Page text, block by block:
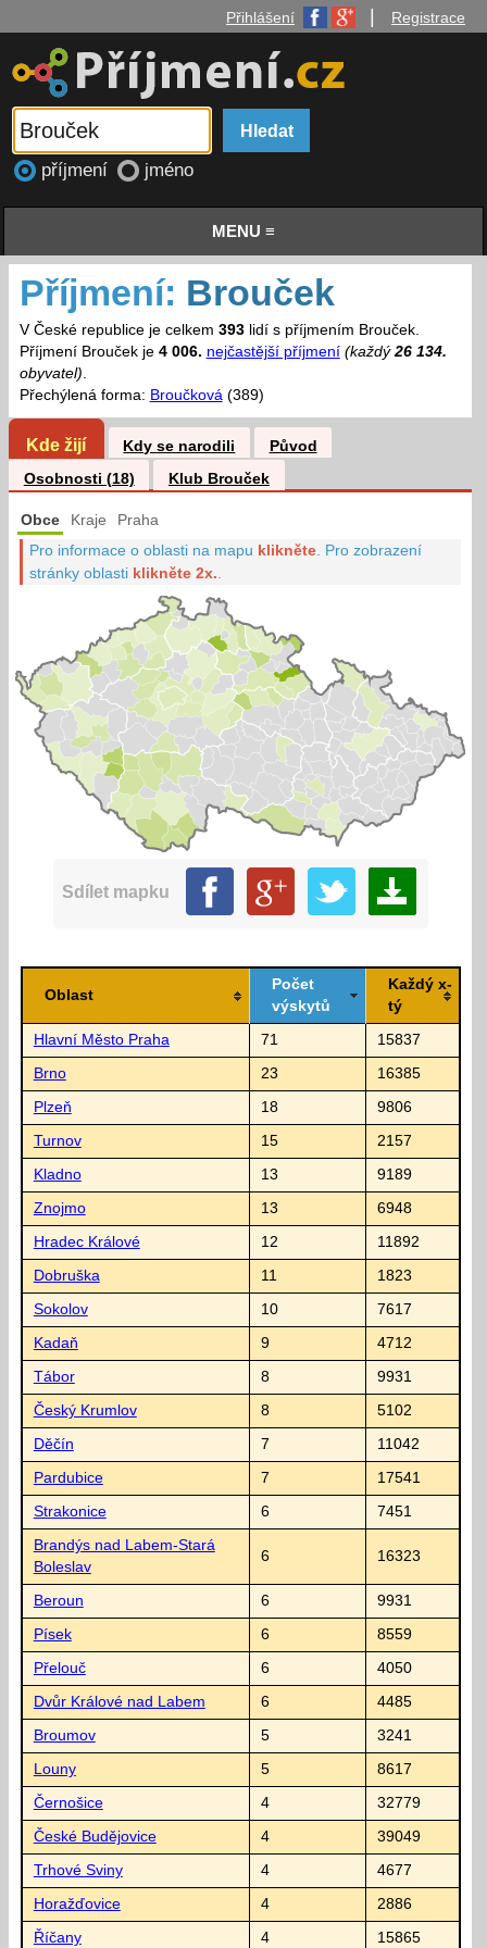
Přihlášení Registrace
příjmení jméno
MENU ≡
Příjmení: Brouček
V České republice je celkem 393lidí s příjmením Brouček.
Příjmení Brouček je 4 006. nejčastější příjmení (každý26 134.
obyvatel).
Přechýlená forma: Broučková(389)
Kde žijí Kdy se narodili
Původ
Osobnosti (18)
Klub Brouček
Obce Kraje Praha
Pro informace o oblasti na mapu klikněte Pro zobrazení
stránky oblasti klikněte 2x.
Sdílet mapku
Oblast
Počet
výskytů
Každý x-
tý
Hlavní Město Praha 71 15837
Brno 23 16385
Plzeň 18 9806
Turnov 15 2157
Kladno 13 9189
Znojmo 13 6948
Hradec Králové 12 11892
Dobruška 11 1823
Sokolov 10 7617
Kadaň 9 4712
Tábor 8 9931
Český Krumlov 8 5102
Děčín 7 11042
Pardubice 7 17541
Strakonice 6 7451
Brandýs nad Labem-Stará
Boleslav
6 16323
Beroun 6 9931
Písek 6 8559
Přelouč 6 4050
Dvůr Králové nad Labem 6 4485
Broumov 5 3241
Louny 5 8617
Černošice 4 32779
České Budějovice 4 39049
Trhové Sviny 4 4677
Horažďovice 4 2886
Říčany 4 15865